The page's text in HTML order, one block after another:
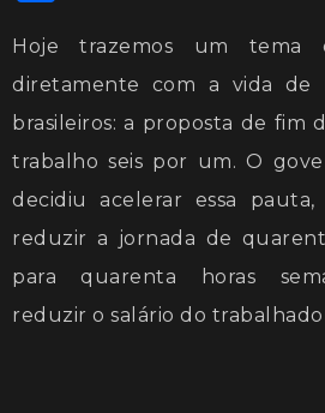
Hoje trazemos um tema
diretamente com a vida de
brasileiros: a proposta de fim
trabalho seis por um. O
decidiu acelerar essa
reduzir a jornada de
para quarenta horas
reduzir o salário do